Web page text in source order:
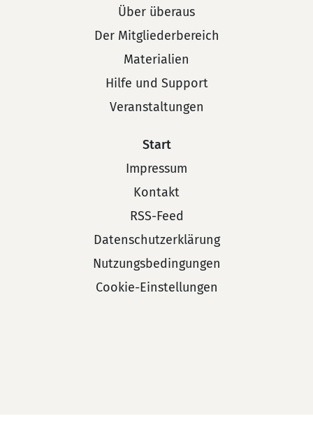
Über überaus
Der Mitgliederbereich
Materialien
Hilfe und Support
Veranstaltungen
Start
Impressum
Kontakt
RSS-Feed
Datenschutzerklärung
Nutzungsbedingungen
Cookie-Einstellungen